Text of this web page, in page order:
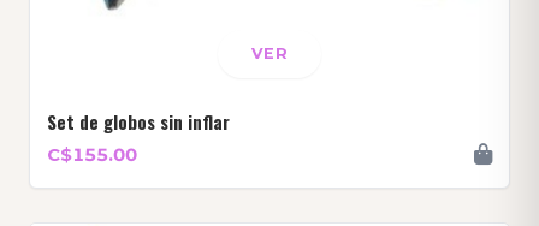
VER
Set de globos sin inflar
C$155.00